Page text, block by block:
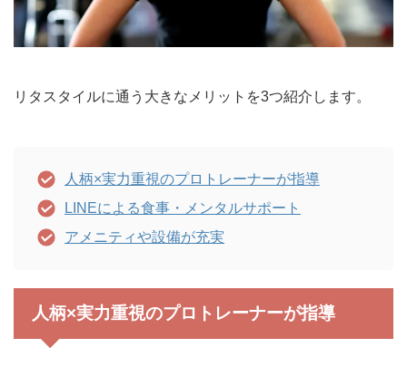
リタスタイルに通う大きなメリットを3つ紹介します。
人柄×実力重視のプロトレーナーが指導
LINEによる食事・メンタルサポート
アメニティや設備が充実
人柄×実力重視のプロトレーナーが指導